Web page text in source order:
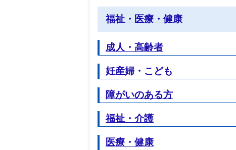
福祉・医療・健康
成人・高齢者
妊産婦・こども
障がいのある方
福祉・介護
医療・健康